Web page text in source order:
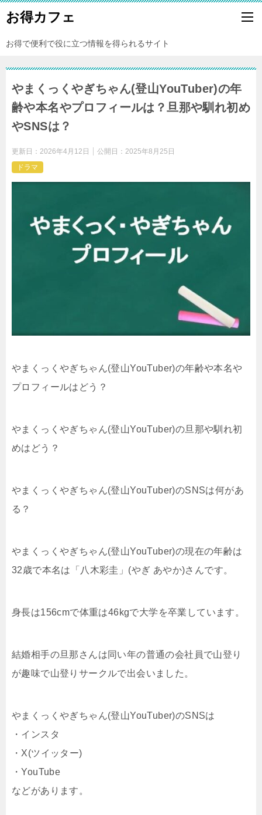
お得カフェ
お得で便利で役に立つ情報を得られるサイト
やまくっくやぎちゃん(登山YouTuber)の年
齢や本名やプロフィールは？旦那や馴れ初め
やSNSは？
更新日： 2026年4月12日 公開日： 2025年8月25日
ドラマ
やまくっくやぎちゃん(登山YouTuber)の年齢や本名や
プロフィールはどう？
やまくっくやぎちゃん(登山YouTuber)の旦那や馴れ初
めはどう？
やまくっくやぎちゃん(登山YouTuber)のSNSは何があ
る？
やまくっくやぎちゃん(登山YouTuber)の現在の年齢は
32歳で本名は「八木彩圭」(やぎ あやか)さんです。
身長は156cmで体重は46kgで大学を卒業しています。
結婚相手の旦那さんは同い年の普通の会社員で山登り
が趣味で山登りサークルで出会いました。
やまくっくやぎちゃん(登山YouTuber)のSNSは
・インスタ
・X(ツイッター)
・YouTube
などがあります。